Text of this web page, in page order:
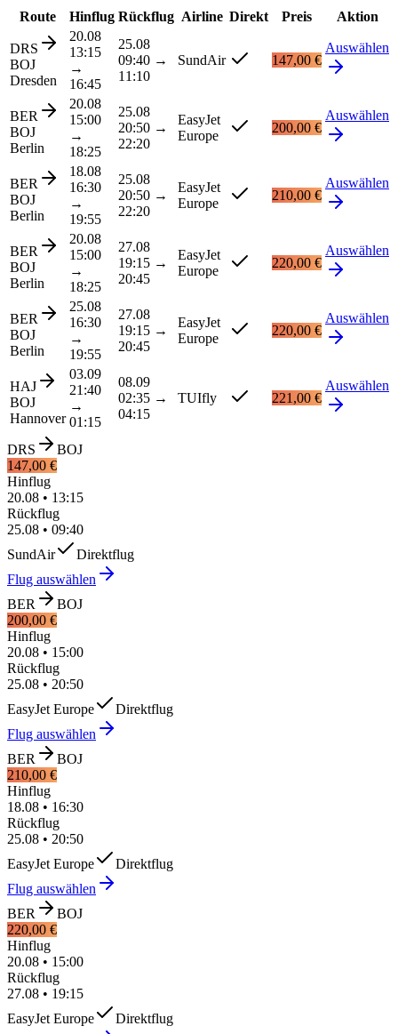
Route Hinflug Rückflug Airline Direkt Preis Aktion
DRS
BOJ
Dresden
20.08
13:15
→
16:45
25.08
09:40 →
11:10
SundAir 147,00 €
Auswählen
BER
BOJ
Berlin
20.08
15:00
→
18:25
25.08
20:50 →
22:20
EasyJet
Europe
200,00 €
Auswählen
BER
BOJ
Berlin
18.08
16:30
→
19:55
25.08
20:50 →
22:20
EasyJet
Europe
210,00 €
Auswählen
BER
BOJ
Berlin
20.08
15:00
→
18:25
27.08
19:15 →
20:45
EasyJet
Europe
220,00 €
Auswählen
BER
BOJ
Berlin
25.08
16:30
→
19:55
27.08
19:15 →
20:45
EasyJet
Europe
220,00 €
Auswählen
HAJ
BOJ
Hannover
03.09
21:40
→
01:15
08.09
02:35 →
04:15
TUIfly 221,00 €
Auswählen
DRS
BOJ
147,00 €
Hinflug
20.08 • 13:15
Rückflug
25.08 • 09:40
SundAir
Direktflug
Flug auswählen
BER
BOJ
200,00 €
Hinflug
20.08 • 15:00
Rückflug
25.08 • 20:50
EasyJet Europe
Direktflug
Flug auswählen
BER
BOJ
210,00 €
Hinflug
18.08 • 16:30
Rückflug
25.08 • 20:50
EasyJet Europe
Direktflug
Flug auswählen
BER
BOJ
220,00 €
Hinflug
20.08 • 15:00
Rückflug
27.08 • 19:15
EasyJet Europe
Direktflug